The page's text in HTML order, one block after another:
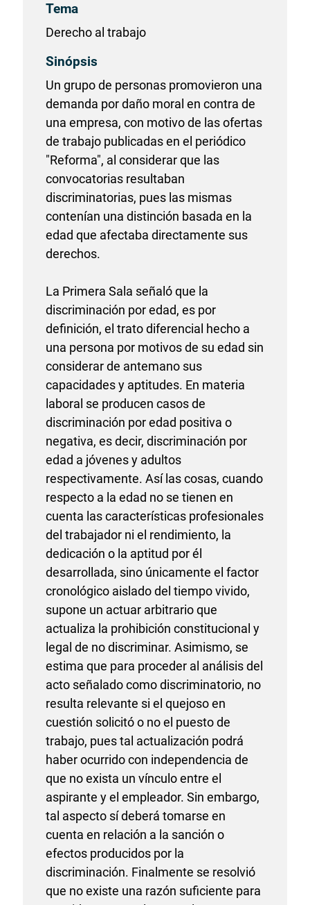
Tema
Derecho al trabajo
Sinópsis
Un grupo de personas promovieron una
demanda por daño moral en contra de
una empresa, con motivo de las ofertas
de trabajo publicadas en el periódico
"Reforma", al considerar que las
convocatorias resultaban
discriminatorias, pues las mismas
contenían una distinción basada en la
edad que afectaba directamente sus
derechos.
La Primera Sala señaló que la
discriminación por edad, es por
definición, el trato diferencial hecho a
una persona por motivos de su edad sin
considerar de antemano sus
capacidades y aptitudes. En materia
laboral se producen casos de
discriminación por edad positiva o
negativa, es decir, discriminación por
edad a jóvenes y adultos
respectivamente. Así las cosas, cuando
respecto a la edad no se tienen en
cuenta las características profesionales
del trabajador ni el rendimiento, la
dedicación o la aptitud por él
desarrollada, sino únicamente el factor
cronológico aislado del tiempo vivido,
supone un actuar arbitrario que
actualiza la prohibición constitucional y
legal de no discriminar. Asimismo, se
estima que para proceder al análisis del
acto señalado como discriminatorio, no
resulta relevante si el quejoso en
cuestión solicitó o no el puesto de
trabajo, pues tal actualización podrá
haber ocurrido con independencia de
que no exista un vínculo entre el
aspirante y el empleador. Sin embargo,
tal aspecto sí deberá tomarse en
cuenta en relación a la sanción o
efectos producidos por la
discriminación. Finalmente se resolvió
que no existe una razón suficiente para